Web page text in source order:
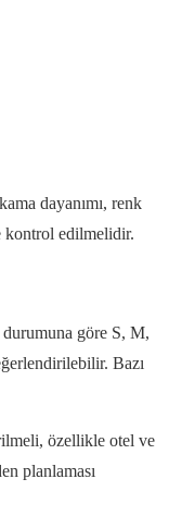
dayanımı, renk
kontrol edilmelidir.
göre S, M,
Bazı
özellikle otel ve
planlaması